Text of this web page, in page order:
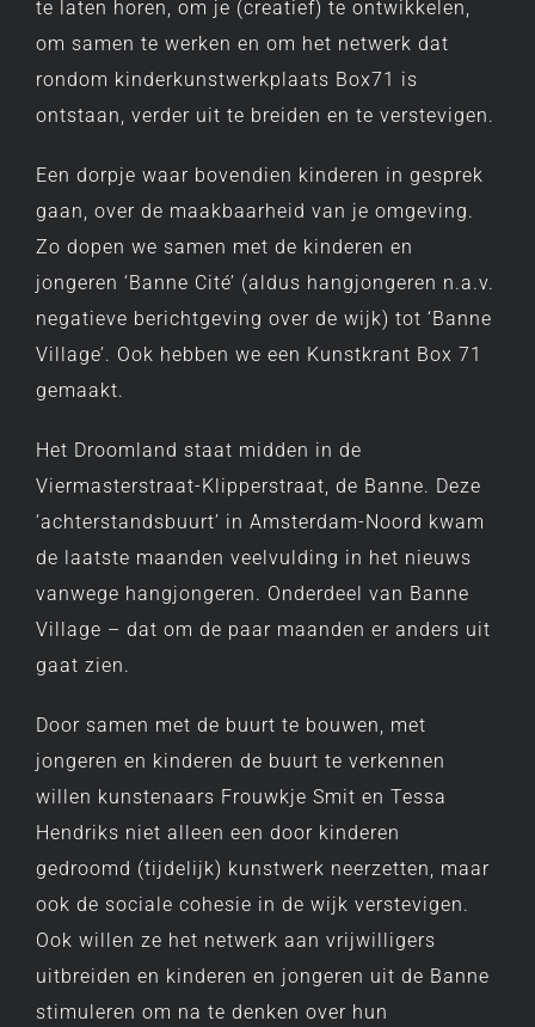
te laten horen, om je (creatief) te ontwikkelen,
om samen te werken en om het netwerk dat
rondom kinderkunstwerkplaats Box71 is
ontstaan, verder uit te breiden en te verstevigen.
Een dorpje waar bovendien kinderen in gesprek
gaan, over de maakbaarheid van je omgeving.
Zo dopen we samen met de kinderen en
jongeren ‘Banne Cité’ (aldus hangjongeren n.a.v.
negatieve berichtgeving over de wijk) tot ‘Banne
Village’. Ook hebben we een Kunstkrant Box 71
gemaakt.
Het Droomland staat midden in de
Viermasterstraat-Klipperstraat, de Banne. Deze
‘achterstandsbuurt’ in Amsterdam-Noord kwam
de laatste maanden veelvulding in het nieuws
vanwege hangjongeren. Onderdeel van Banne
Village – dat om de paar maanden er anders uit
gaat zien.
Door samen met de buurt te bouwen, met
jongeren en kinderen de buurt te verkennen
willen kunstenaars Frouwkje Smit en Tessa
Hendriks niet alleen een door kinderen
gedroomd (tijdelijk) kunstwerk neerzetten, maar
ook de sociale cohesie in de wijk verstevigen.
Ook willen ze het netwerk aan vrijwilligers
uitbreiden en kinderen en jongeren uit de Banne
stimuleren om na te denken over hun